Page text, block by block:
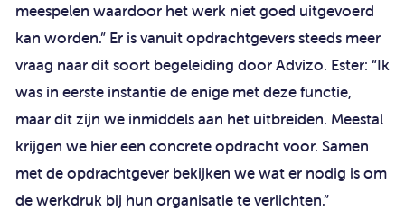
meespelen waardoor het werk niet goed uitgevoerd
kan worden.” Er is vanuit opdrachtgevers steeds meer
vraag naar dit soort begeleiding door Advizo. Ester: “Ik
was in eerste instantie de enige met deze functie,
maar dit zijn we inmiddels aan het uitbreiden. Meestal
krijgen we hier een concrete opdracht voor. Samen
met de opdrachtgever bekijken we wat er nodig is om
de werkdruk bij hun organisatie te verlichten.”